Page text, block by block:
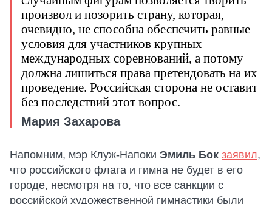
произвол и позорить страну, которая,
очевидно, не способна обеспечить равные
условия для участников крупных
международных соревнований, а потому
должна лишиться права претендовать на их
проведение. Российская сторона не оставит
без последствий этот вопрос.
Мария Захарова
Напомним, мэр Клуж-Напоки Эмиль Бок заявил,
что российского флага и гимна не будет в его
городе, несмотря на то, что все санкции с
российской художественной гимнастики были